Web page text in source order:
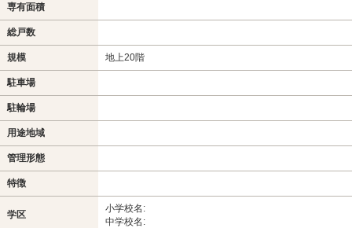
専有面積
総戸数
規模 地上20階
駐車場
駐輪場
用途地域
管理形態
特徴
学区
小学校名:
中学校名: